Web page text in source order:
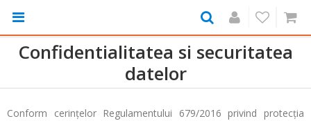
Confidentialitatea si securitatea
datelor
Conform cerinţelor Regulamentului 679/2016 privind protecția